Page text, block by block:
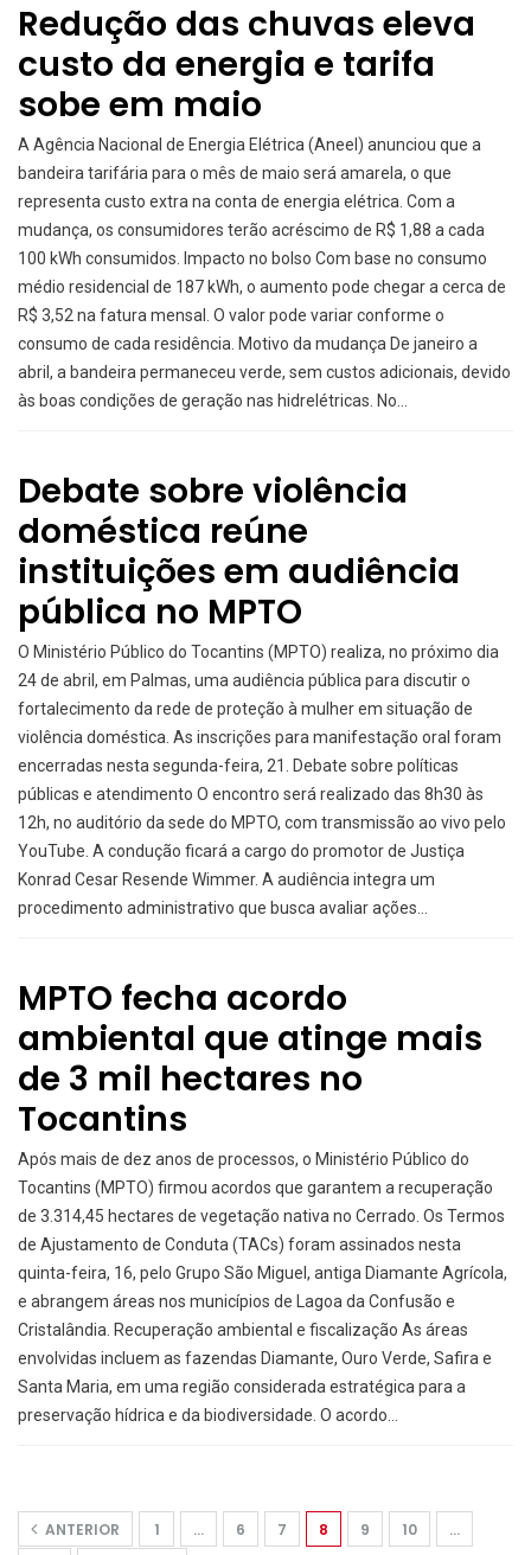
Redução das chuvas eleva
custo da energia e tarifa
sobe em maio
A Agência Nacional de Energia Elétrica (Aneel) anunciou que a
bandeira tarifária para o mês de maio será amarela, o que
representa custo extra na conta de energia elétrica. Com a
mudança, os consumidores terão acréscimo de R$ 1,88 a cada
100 kWh consumidos. Impacto no bolso Com base no consumo
médio residencial de 187 kWh, o aumento pode chegar a cerca de
R$ 3,52 na fatura mensal. O valor pode variar conforme o
consumo de cada residência. Motivo da mudança De janeiro a
abril, a bandeira permaneceu verde, sem custos adicionais, devido
às boas condições de geração nas hidrelétricas. No…
Debate sobre violência
doméstica reúne
instituições em audiência
pública no MPTO
O Ministério Público do Tocantins (MPTO) realiza, no próximo dia
24 de abril, em Palmas, uma audiência pública para discutir o
fortalecimento da rede de proteção à mulher em situação de
violência doméstica. As inscrições para manifestação oral foram
encerradas nesta segunda-feira, 21. Debate sobre políticas
públicas e atendimento O encontro será realizado das 8h30 às
12h, no auditório da sede do MPTO, com transmissão ao vivo pelo
YouTube. A condução ficará a cargo do promotor de Justiça
Konrad Cesar Resende Wimmer. A audiência integra um
procedimento administrativo que busca avaliar ações…
MPTO fecha acordo
ambiental que atinge mais
de 3 mil hectares no
Tocantins
Após mais de dez anos de processos, o Ministério Público do
Tocantins (MPTO) firmou acordos que garantem a recuperação
de 3.314,45 hectares de vegetação nativa no Cerrado. Os Termos
de Ajustamento de Conduta (TACs) foram assinados nesta
quinta-feira, 16, pelo Grupo São Miguel, antiga Diamante Agrícola,
e abrangem áreas nos municípios de Lagoa da Confusão e
Cristalândia. Recuperação ambiental e fiscalização As áreas
envolvidas incluem as fazendas Diamante, Ouro Verde, Safira e
Santa Maria, em uma região considerada estratégica para a
preservação hídrica e da biodiversidade. O acordo…
ANTERIOR 1 … 6 7 8 9 10
…